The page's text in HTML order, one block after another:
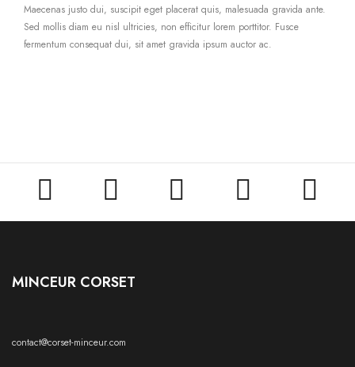
Maecenas justo dui, suscipit eget placerat quis, malesuada gravida ante.
Sed mollis diam eu nisl ultricies, non efficitur lorem porttitor. Fusce
fermentum consequat dui, sit amet gravida ipsum auctor ac.
    
MINCEUR CORSET
contact@corset-minceur.com